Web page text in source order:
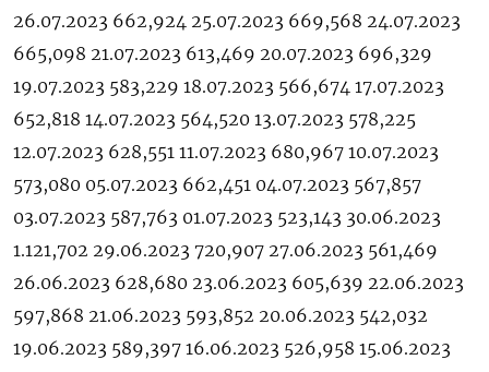
26.07.2023 662,924 25.07.2023 669,568 24.07.2023
665,098 21.07.2023 613,469 20.07.2023 696,329
19.07.2023 583,229 18.07.2023 566,674 17.07.2023
652,818 14.07.2023 564,520 13.07.2023 578,225
12.07.2023 628,551 11.07.2023 680,967 10.07.2023
573,080 05.07.2023 662,451 04.07.2023 567,857
03.07.2023 587,763 01.07.2023 523,143 30.06.2023
1.121,702 29.06.2023 720,907 27.06.2023 561,469
26.06.2023 628,680 23.06.2023 605,639 22.06.2023
597,868 21.06.2023 593,852 20.06.2023 542,032
19.06.2023 589,397 16.06.2023 526,958 15.06.2023